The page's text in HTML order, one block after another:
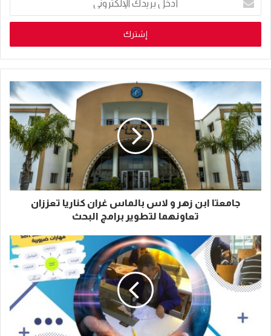
بريدك
الإلكتروني
جامعتا ابن زهر و لاس بالماس غران كناريا تعززان
تعاونهما لتطوير برامج البحث